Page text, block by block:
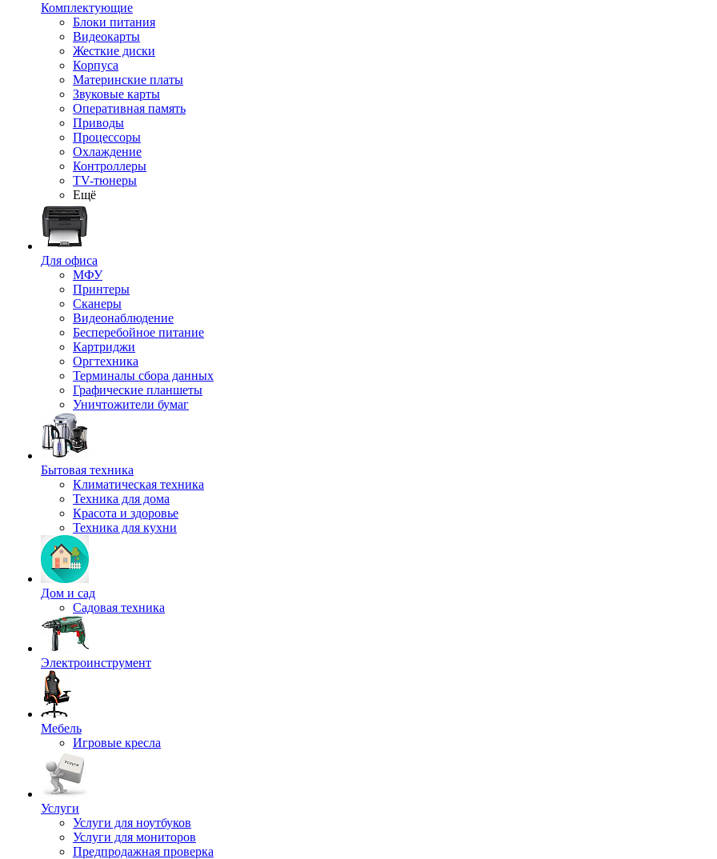
Комплектующие
Блоки питания
Видеокарты
Жесткие диски
Корпуса
Материнские платы
Звуковые карты
Оперативная память
Приводы
Процессоры
Охлаждение
Контроллеры
TV-тюнеры
Ещё
Для офиса
МФУ
Принтеры
Сканеры
Видеонаблюдение
Бесперебойное питание
Картриджи
Оргтехника
Терминалы сбора данных
Графические планшеты
Уничтожители бумаг
Бытовая техника
Климатическая техника
Техника для дома
Красота и здоровье
Техника для кухни
Дом и сад
Садовая техника
Электроинструмент
Мебель
Игровые кресла
Услуги
Услуги для ноутбуков
Услуги для мониторов
Предпродажная проверка